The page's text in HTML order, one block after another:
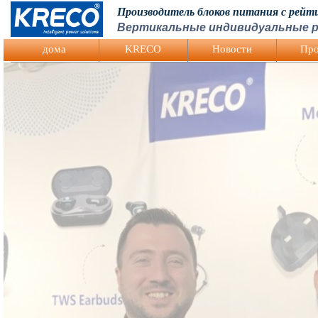
Logo Picture
Производитель блоков питания с
Вертикальные индивидуальные
дома KRECO Hовости